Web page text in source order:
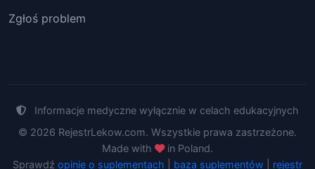
Zgłoś problem
Informacje medyczne wyłącznie w celach edukacyjnych
© 2026 RejestrLekow.com. Wszystkie prawa zastrzeżone.
Made with
in Poland.
Sprawdź opinie o suplementach baza suplementów rejestr